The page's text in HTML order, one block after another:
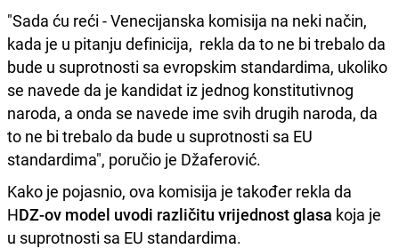
"Sada ću reći -Venecijanska komisija na neki način,
kada je u pitanju definicija, rekla da to ne bi trebalo da
bude u suprotnosti sa evropskim standardima, ukoliko
se navede da je kandidat iz jednog konstitutivnog
naroda, a onda se navede ime svih drugih naroda, da
to ne bi trebalo da bude u suprotnosti sa EU
standardima", poručio je Džaferović.
Kako je pojasnio, ova komisija je također rekla da
HDZ-ov model uvodi različitu vrijednost glasa koja je
u suprotnosti sa EU standardima.